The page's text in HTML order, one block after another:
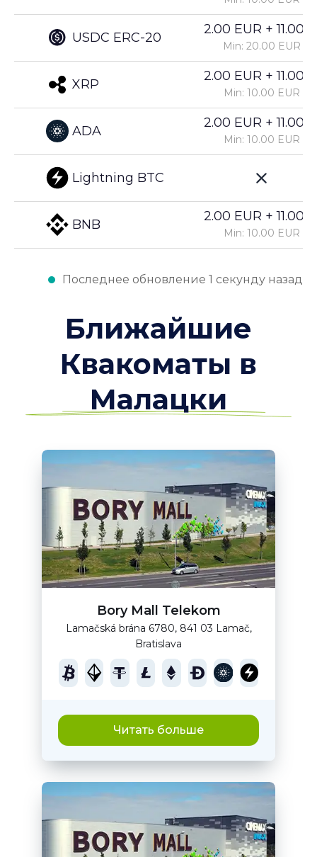
USDC ERC-20
XRP
ADA
Lightning BTC
BNB
2.00 EUR +
Min: 20.00 EUR
2.00 EUR +
Min: 10.00 EUR
2.00 EUR +
Min: 10.00 EUR
2.00 EUR +
Min: 10.00 EUR
Последнее обновление 1 секунду назад
Ближайшие
Квакоматы в
Малацки
Bory Mall Telekom
Lamačská brána 6780, 841 03 Lamač,
Bratislava
Читать больше